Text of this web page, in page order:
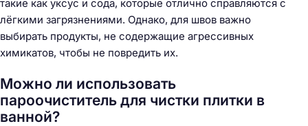
такие как уксус и сода, которые отлично справляются с
лёгкими загрязнениями. Однако, для швов важно
выбирать продукты, не содержащие агрессивных
химикатов, чтобы не повредить их.
Можно ли использовать
пароочиститель для чистки плитки в
ванной?